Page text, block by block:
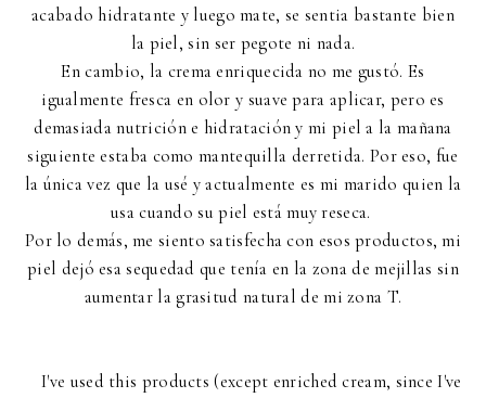
acabado hidratante y luego mate, se sentia bastante bien
la piel, sin ser pegote ni nada.
En cambio, la crema enriquecida no me gustó. Es
igualmente fresca en olor y suave para aplicar, pero es
demasiada nutrición e hidratación y mi piel a la mañana
siguiente estaba como mantequilla derretida. Por eso, fue
la única vez que la usé y actualmente es mi marido quien la
usa cuando su piel está muy reseca.
Por lo demás, me siento satisfecha con esos productos, mi
piel dejó esa sequedad que tenía en la zona de mejillas sin
aumentar la grasitud natural de mi zona T.
I've used this products (except enriched cream, since I've